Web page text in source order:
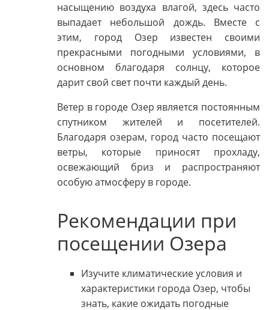
насыщению воздуха влагой, здесь часто
выпадает небольшой дождь. Вместе с
этим, город Озер известен своими
прекрасными погодными условиями, в
основном благодаря солнцу, которое
дарит свой свет почти каждый день.
Ветер в городе Озер является постоянным
спутником жителей и посетителей.
Благодаря озерам, город часто посещают
ветры, которые приносят прохладу,
освежающий бриз и распространяют
особую атмосферу в городе.
Рекомендации при
посещении Озера
Изучите климатические условия и
характеристики города Озер, чтобы
знать, какие ожидать погодные